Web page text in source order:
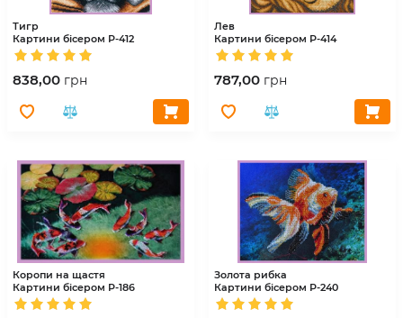
Тигр
Картини бісером Р-412
838,00 грн
Лев
Картини бісером Р-414
787,00 грн
Коропи на щастя
Картини бісером Р-186
Золота рибка
Картини бісером Р-240